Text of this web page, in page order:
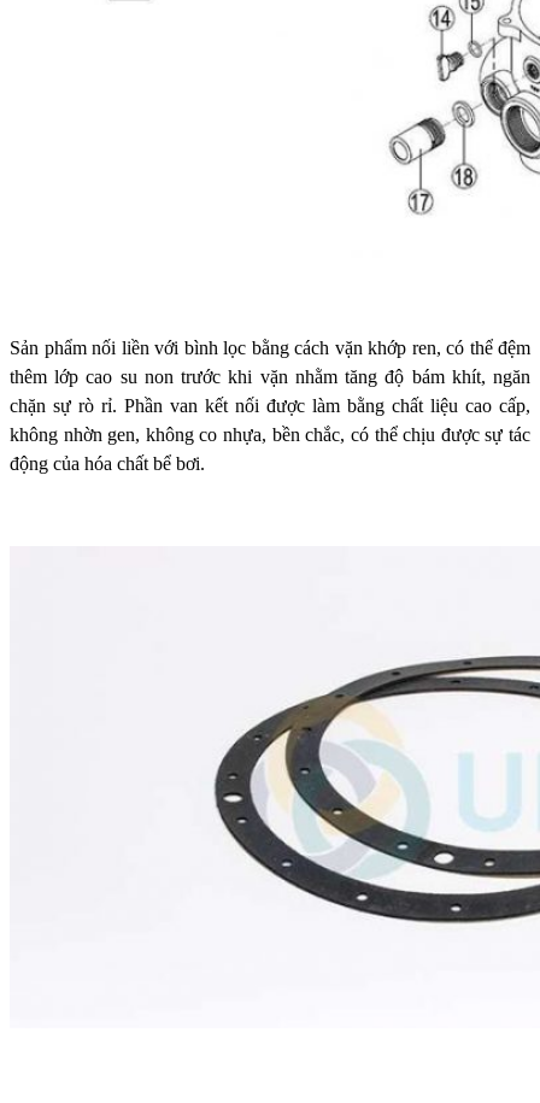
Sản phẩm nối liền với bình lọc bằng cách vặn khớp ren, có thể đệm
thêm lớp cao su non trước khi vặn nhằm tăng độ bám khít, ngăn
chặn sự rò rỉ. Phần van kết nối được làm bằng chất liệu cao cấp,
không nhờn gen, không co nhựa, bền chắc, có thể chịu được sự tác
động của hóa chất bể bơi.